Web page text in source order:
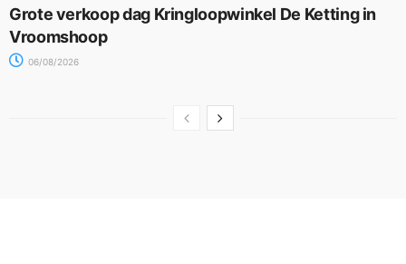
Grote verkoop dag Kringloopwinkel De Ketting in
Vroomshoop
06/08/2026